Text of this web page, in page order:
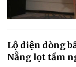
Lộ diện dòng
Nẵng lọt tầm